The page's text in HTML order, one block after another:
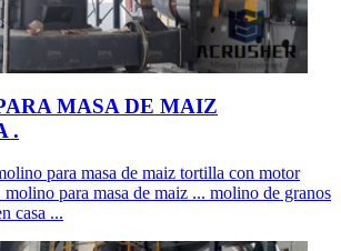
MASA DE MAIZ
.
para masa de maiz tortilla con motor
para masa de maiz ... molino de granos
casa ...